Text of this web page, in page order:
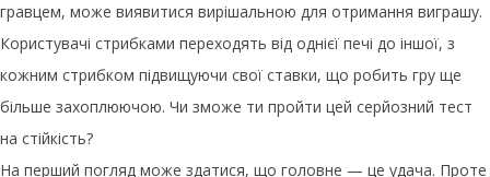
гравцем, може виявитися вирішальною для отримання виграшу.
Користувачі стрибками переходять від однієї печі до іншої, з
кожним стрибком підвищуючи свої ставки, що робить гру ще
більше захоплюючою. Чи зможе ти пройти цей серйозний тест
на стійкість?
На перший погляд може здатися, що головне — це удача. Проте